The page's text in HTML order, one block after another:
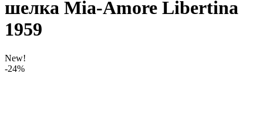
шелка Mia-Amore Libertina
1959
New!
-24%